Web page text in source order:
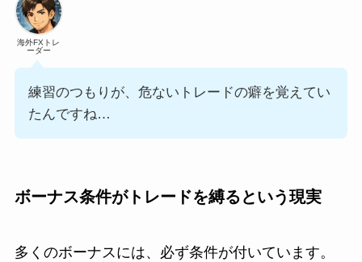
海外FXトレ
ーダー
練習のつもりが、危ないトレードの癖を覚えてい
たんですね…
ボーナス条件がトレードを縛るという現実
多くのボーナスには、必ず条件が付いています。